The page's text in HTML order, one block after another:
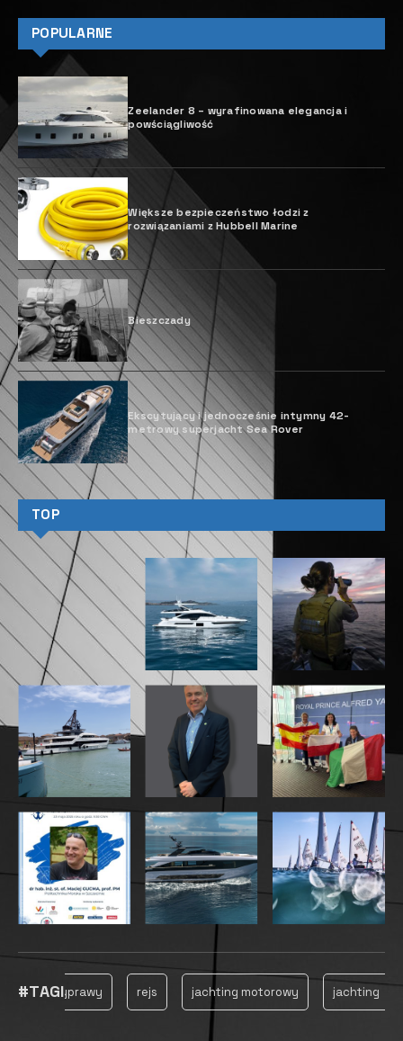
fot. arch. Baikal Yacht Group
M
iędzynarodowy zespół
projektantów, architektów i
inżynierów z Baikal Yachts Group
rozpoczął prace nad dwoma 86-
metrowymi kadłubami. W projekcie
biorą udział specjaliści z: Rosji, Włoch, Niemiec i
innych krajów.
Dwa prawie identyczne megajachty mają wspólne
elementy zewnętrzne, ale są przeznaczone do
różnych obszarów żeglowania. Kiedy klient zwrócił
się do firmy z prośbą o zaprojektowanie 86-
metrowego jachtu, zespół specjalistów zaoferował
mu dwa różne kadłuby jednocześnie, ale z tymi
samymi rozwiązaniami planistycznymi w strefie dla
właściciela. W rezultacie narodził się pomysł
stworzenia jachtu odkrywcy i lodołamacza. Jeden
jacht na południowe szerokości geograficzne, drugi
– do podróży na północne wody.
Wspólnym elementem obu projektów jest
przestrzeń dla właściciela i stanowisko kontrolne.
Od trzeciego do piątego pokładu w obu
megajachtach kabina właściciela, biura, salon,
biblioteka, boiska sportowe i miejsce do medytacji
są prawie takie same. Dzięki temu właściciel jachtu
nie przyzwyczaja się ponownie do przestrzeni
podczas przechodzenia z jednego jachtu na drugi i
w miarę komfortowo porusza się w swojej
przestrzeni osobistej. Natomiast wygląd
zewnętrzny jachtów nie jest identyczny –
podobieństwo widać w szczegółach nadbudówki.
Dodatkowo jachty różnią się pod względem
przeznaczenia i komfortu.
Megajacht Baikal 86 Explorer ma mnóstwo otwartej
powierzchni, gdzie można cieszyć się przyjemną,
duży basen, a na pokładzie właściciela można
zażywać relaksu w dwóch jacuzzi. Kadłub zostanie
wykonany w formacie szybkiej wyporności. Jako